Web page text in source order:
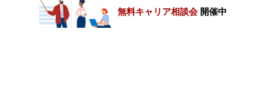
無料キャリア相談会 開催中